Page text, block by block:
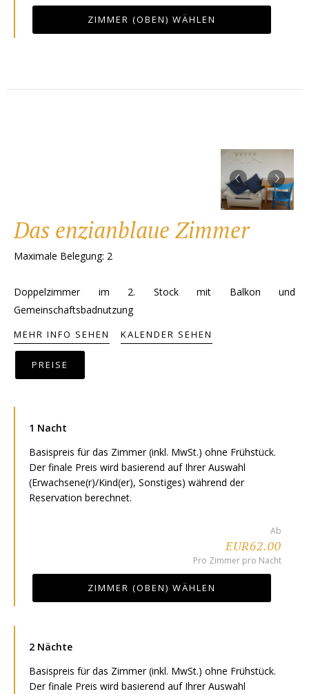
ZIMMER (OBEN) WÄHLEN
‹ ›
Das enzianblaue Zimmer
Maximale Belegung: 2
Doppelzimmer im 2. Stock mit Balkon und
Gemeinschaftsbadnutzung
MEHR INFO SEHEN KALENDER SEHEN
PREISE
1 Nacht
Basispreis für das Zimmer (inkl. MwSt.) ohne Frühstück.
Der finale Preis wird basierend auf Ihrer Auswahl
(Erwachsene(r)/Kind(er), Sonstiges) während der
Reservation berechnet.
Ab
EUR62.00
Pro Zimmer pro Nacht
ZIMMER (OBEN) WÄHLEN
2 Nächte
Basispreis für das Zimmer (inkl. MwSt.) ohne Frühstück.
Der finale Preis wird basierend auf Ihrer Auswahl